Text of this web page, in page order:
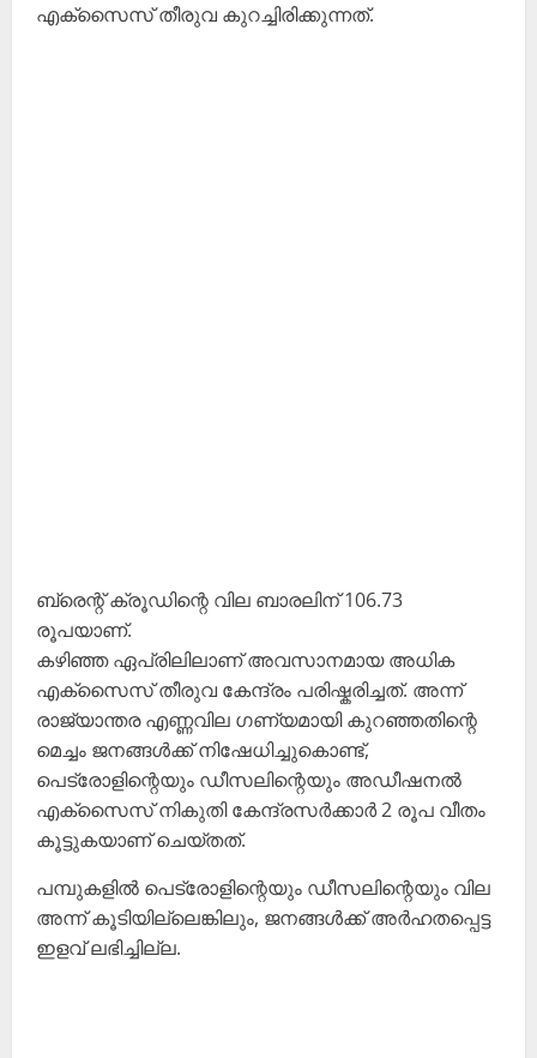
എക്സൈസ് തീരുവ കുറച്ചിരിക്കുന്നത്.
ബ്രെന്റ് ക്രൂഡിന്റെ വില ബാരലിന് 106.73
രൂപയാണ്.
കഴിഞ്ഞ ഏപ്രിലിലാണ് അവസാനമായ അധിക
എക്സൈസ് തീരുവ കേന്ദ്രം പരിഷ്കരിച്ചത്. അന്ന്
രാജ്യാന്തര എണ്ണവില ഗണ്യമായി കുറഞ്ഞതിന്റെ
മെച്ചം ജനങ്ങൾക്ക് നിഷേധിച്ചുകൊണ്ട്,
പെട്രോളിന്റെയും ഡീസലിന്റെയും അഡീഷനൽ
എക്സൈസ് നികുതി കേന്ദ്രസർക്കാർ 2 രൂപ വീതം
കൂട്ടുകയാണ് ചെയ്തത്.
പമ്പുകളിൽ പെട്രോളിന്റെയും ഡീസലിന്റെയും വില
അന്ന് കൂടിയില്ലെങ്കിലും, ജനങ്ങൾക്ക് അർഹതപ്പെട്ട
ഇളവ് ലഭിച്ചില്ല.